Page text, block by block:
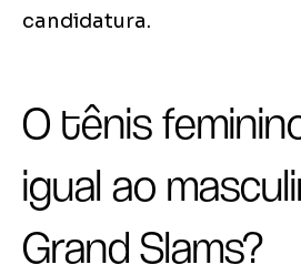
candidatura.
O tênis
igual ao
Grand Slams?